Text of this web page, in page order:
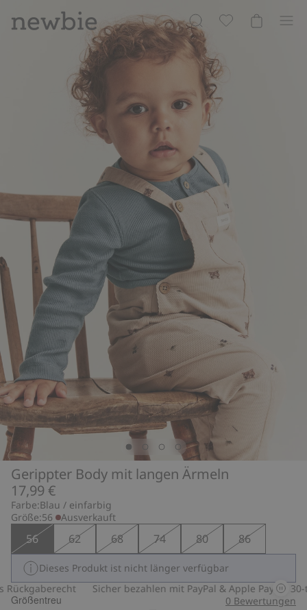
Gerippter Body mit langen Ärmeln
17,99 €
Farbe:Blau / einfarbig
Größe:56 Ausverkauft
56 62 68 74 80 86
Dieses Produkt ist nicht länger verfügbar
Sicher bezahlen mit PayPal & Apple Pay 30-
Größentreu 0 Bewertungen